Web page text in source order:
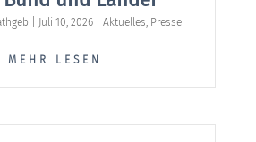
Juli 10, 2026 |Aktuelles, Presse
MEHR LESEN